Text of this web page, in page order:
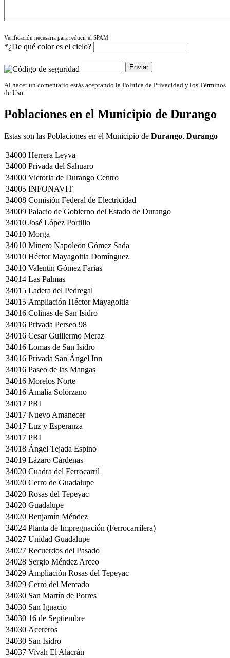
Verificación necesaria para reducir el SPAM
*¿De qué color es el cielo?
Al hacer un comentario estás aceptando la Política de Privacidad y los Términos
de Uso.
Poblaciones en el Municipio de Durango
Estas son las Poblaciones en el Municipio de Durango, Durango
34000 Herrera Leyva
34000 Privada del Sahuaro
34000 Victoria de Durango Centro
34005 INFONAVIT
34008 Comisión Federal de Electricidad
34009 Palacio de Gobierno del Estado de Durango
34010 José López Portillo
34010 Morga
34010 Minero Napoleón Gómez Sada
34010 Héctor Mayagoitia Domínguez
34010 Valentín Gómez Farias
34014 Las Palmas
34015 Ladera del Pedregal
34015 Ampliación Héctor Mayagoitia
34016 Colinas de San Isidro
34016 Privada Perseo 98
34016 Cesar Guillermo Meraz
34016 Lomas de San Isidro
34016 Privada San Ángel Inn
34016 Paseo de las Mangas
34016 Morelos Norte
34016 Amalia Solórzano
34017 PRI
34017 Nuevo Amanecer
34017 Luz y Esperanza
34017 PRI
34018 Ángel Tejada Espino
34019 Lázaro Cárdenas
34020 Cuadra del Ferrocarril
34020 Cerro de Guadalupe
34020 Rosas del Tepeyac
34020 Guadalupe
34020 Benjamín Méndez
34024 Planta de Impregnación (Ferrocarrilera)
34027 Unidad Guadalupe
34027 Recuerdos del Pasado
34028 Sergio Méndez Arceo
34029 Ampliación Rosas del Tepeyac
34029 Cerro del Mercado
34030 San Martín de Porres
34030 San Ignacio
34030 16 de Septiembre
34030 Acereros
34030 San Isidro
34037 Vivah El Alacrán